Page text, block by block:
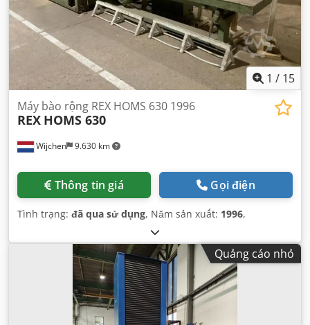
1 / 15
Wijchen 9.630 km
Máy bào rộng REX HOMS 630 1996
REX HOMS 630
Thông tin giá Gọi điện
Tình trạng: đã qua sử dụng, Năm sản xuất: 1996,
Quảng cáo nhỏ